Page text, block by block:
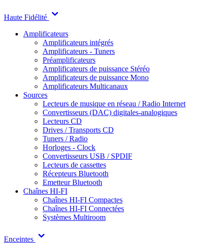
Haute Fidélité
Amplificateurs
Amplificateurs intégrés
Amplificateurs - Tuners
Préamplificateurs
Amplificateurs de puissance Stéréo
Amplificateurs de puissance Mono
Amplificateurs Multicanaux
Sources
Lecteurs de musique en réseau / Radio Internet
Convertisseurs (DAC) digitales-analogiques
Lecteurs CD
Drives / Transports CD
Tuners / Radio
Horloges - Clock
Convertisseurs USB / SPDIF
Lecteurs de cassettes
Récepteurs Bluetooth
Emetteur Bluetooth
Chaînes HI-FI
Chaînes HI-FI Compactes
Chaînes HI-FI Connectées
Systèmes Multiroom
Enceintes